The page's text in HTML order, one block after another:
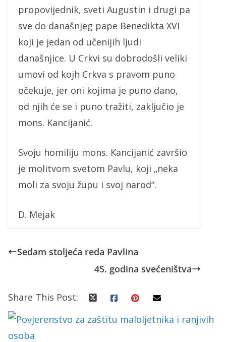
propovijednik, sveti Augustin i drugi pa
sve do današnjeg pape Benedikta XVI
koji je jedan od učenijih ljudi
današnjice. U Crkvi su dobrodošli veliki
umovi od kojh Crkva s pravom puno
očekuje, jer oni kojima je puno dano,
od njih će se i puno tražiti, zaključio je
mons. Kancijanić.
Svoju homiliju mons. Kancijanić završio
je molitvom svetom Pavlu, koji „neka
moli za svoju župu i svoj narod“.
D. Mejak
Sedam stoljeća reda Pavlina
45. godina svećeništva
Share This Post: